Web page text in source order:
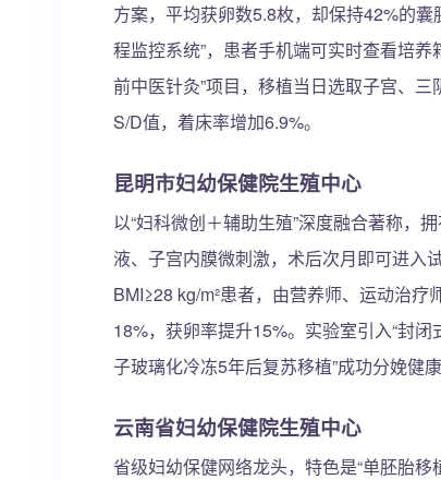
方案，平均获卵数5.8枚，却保持42%的
程监控系统”，患者手机端可实时查看培
前中医针灸”项目，移植当日选取子宫、
S/D值，着床率增加6.9%。
昆明市妇幼保健院生殖中心
以“妇科微创＋辅助生殖”深度融合著称，
液、子宫内膜微刺激，术后次月即可进入
BMI≥28 kg/m²患者，由营养师、运动治
18%，获卵率提升15%。实验室引入“封
子玻璃化冷冻5年后复苏移植”成功分娩健
云南省妇幼保健院生殖中心
省级妇幼保健网络龙头，特色是“单胚胎